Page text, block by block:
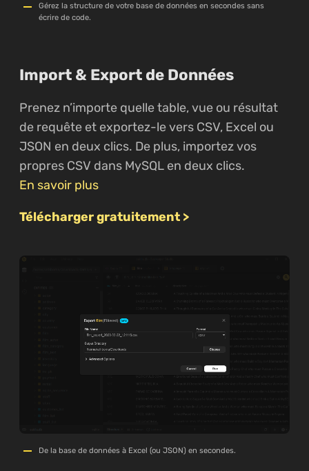
Gérez la structure de votre base de données en secondes sans
écrire de code.
Import & Export de Données
Prenez n’importe quelle table, vue ou résultat
de requête et exportez-le vers CSV, Excel ou
JSON en deux clics. De plus, importez vos
propres CSV dans MySQL en deux clics.
En savoir plus
Télécharger gratuitement >
De la base de données à Excel (ou JSON) en secondes.